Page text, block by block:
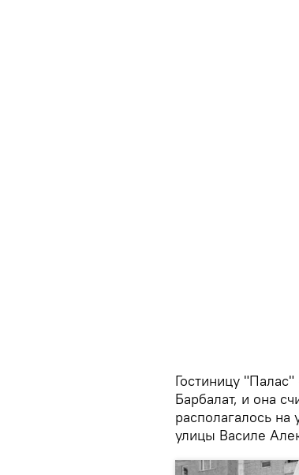
Гостиницу
Барбалат, и она
располагалось
улицы Василе